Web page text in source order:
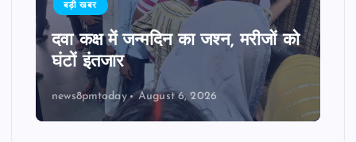
बड़ी खबर
दवा कक्ष में जन्मदिन का जश्न, मरीजों को
घंटों इंतजार
news8pmtoday August 6, 2026